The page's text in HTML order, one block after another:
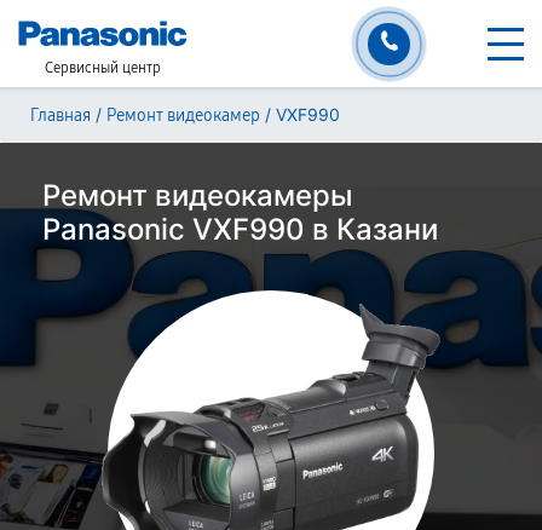
Сервисный центр
Главная / Ремонт видеокамер / VXF990
Ремонт видеокамеры
Panasonic VXF990 в Казани